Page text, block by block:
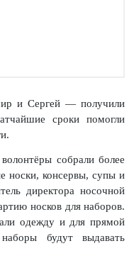
и Сергей — получили
сроки помогли
собрали более
носки, консервы, супы и
директора носочной
носков для наборов.
одежду и для прямой
будут выдавать